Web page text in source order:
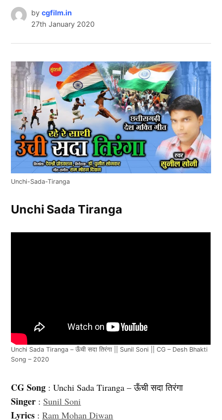
by cgfilm.in
27th January 2020
Unchi-Sada-Tiranga
Unchi Sada Tiranga
Unchi Sada Tiranga – ऊँची सदा तिरंगा || Sunil Soni || CG – Desh Bhakti
Song – 2020
CG Song : Unchi Sada Tiranga – ऊँची सदा तिरंगा
Singer :Sunil Soni
Lyrics :Ram Mohan Diwan